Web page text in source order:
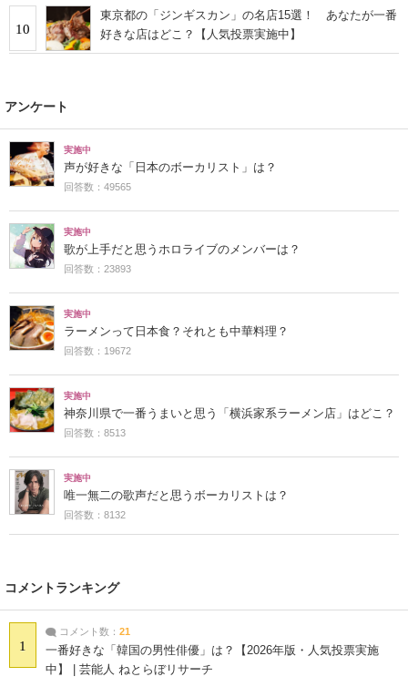
10
東京都の「ジンギスカン」の名店15選！ あなたが一番
好きな店はどこ？【人気投票実施中】
アンケート
実施中
声が好きな「日本のボーカリスト」は？
回答数：49565
実施中
歌が上手だと思うホロライブのメンバーは？
回答数：23893
実施中
ラーメンって日本食？それとも中華料理？
回答数：19672
実施中
神奈川県で一番うまいと思う「横浜家系ラーメン店」はどこ？
回答数：8513
実施中
唯一無二の歌声だと思うボーカリストは？
回答数：8132
コメントランキング
1
コメント数： 21
一番好きな「韓国の男性俳優」は？【2026年版・人気投票実施
中】 | 芸能人 ねとらぼリサーチ